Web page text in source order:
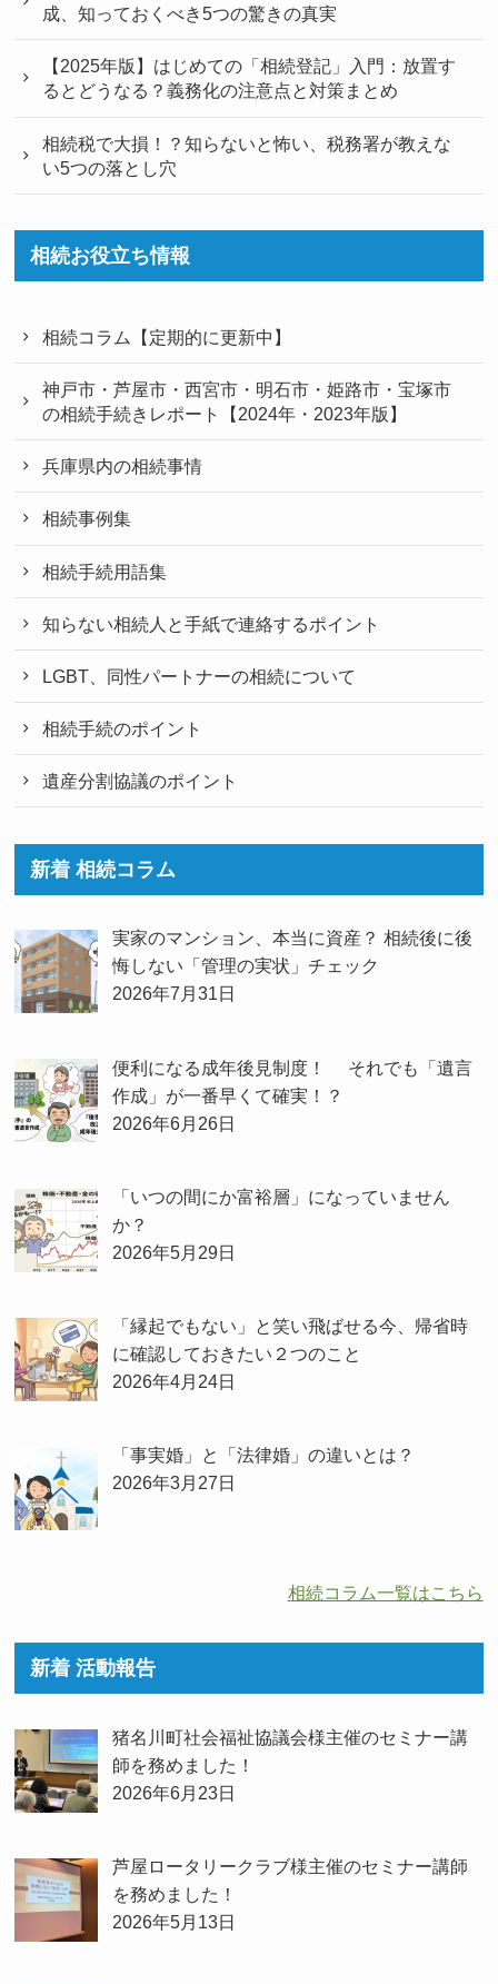
成、知っておくべき5つの驚きの真実
【2025年版】はじめての「相続登記」入門：放置す
るとどうなる？義務化の注意点と対策まとめ
相続税で大損！？知らないと怖い、税務署が教えな
い5つの落とし穴
相続お役立ち情報
相続コラム【定期的に更新中】
神戸市・芦屋市・西宮市・明石市・姫路市・宝塚市
の相続手続きレポート【2024年・2023年版】
兵庫県内の相続事情
相続事例集
相続手続用語集
知らない相続人と手紙で連絡するポイント
LGBT、同性パートナーの相続について
相続手続のポイント
遺産分割協議のポイント
新着 相続コラム
実家のマンション、本当に資産？ 相続後に後
悔しない「管理の実状」チェック
2026年7月31日
便利になる成年後見制度！ それでも「遺言
作成」が一番早くて確実！？
2026年6月26日
「いつの間にか富裕層」になっていません
か？
2026年5月29日
「縁起でもない」と笑い飛ばせる今、帰省時
に確認しておきたい２つのこと
2026年4月24日
「事実婚」と「法律婚」の違いとは？
2026年3月27日
相続コラム一覧はこちら
新着 活動報告
猪名川町社会福祉協議会様主催のセミナー講
師を務めました！
2026年6月23日
芦屋ロータリークラブ様主催のセミナー講師
を務めました！
2026年5月13日